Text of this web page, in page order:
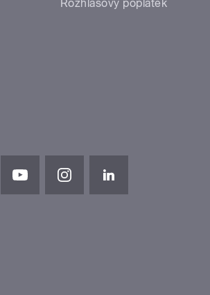
Rozhlasový poplatek